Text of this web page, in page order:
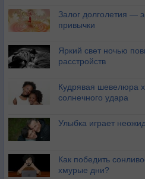
Залог долголетия —
привычки
Яркий свет ночью
расстройств
Кудрявая шевелюра
солнечного удара
Улыбка играет
Как победить
хмурые дни?